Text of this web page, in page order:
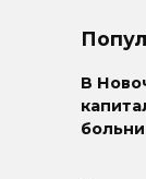
В